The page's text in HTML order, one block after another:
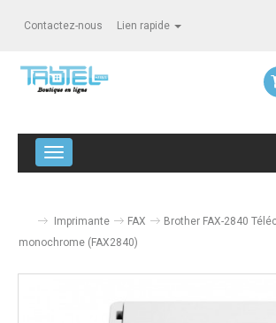
Contactez-nous Lien rapide
Navigation bascule
Imprimante FAX
Brother FAX-2840
monochrome (FAX2840)